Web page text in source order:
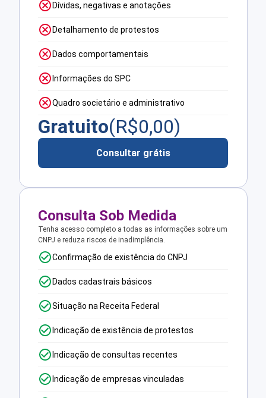
Dívidas, negativas e anotações
Detalhamento de protestos
Dados comportamentais
Informações do SPC
Quadro societário e administrativo
Gratuito(R$0,00)
Consultar grátis
Consulta Sob Medida
Tenha acesso completo a todas as informações sobre um
CNPJ e reduza riscos de inadimplência.
Confirmação de existência do CNPJ
Dados cadastrais básicos
Situação na Receita Federal
Indicação de existência de protestos
Indicação de consultas recentes
Indicação de empresas vinculadas